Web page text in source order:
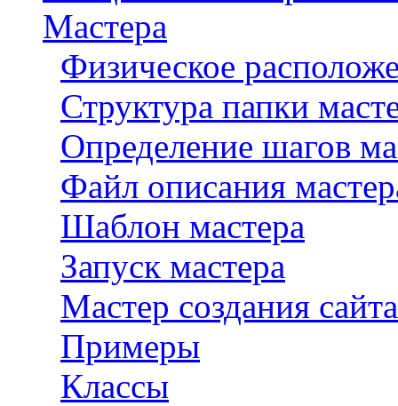
Мастера
Физическое
Структура папки
Определение шагов
Файл описания
Шаблон мастера
Запуск мастера
Мастер создания сайта
Примеры
Классы